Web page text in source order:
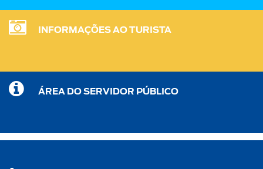
INFORMAÇÕES AO TURISTA
ÁREA DO SERVIDOR PÚBLICO